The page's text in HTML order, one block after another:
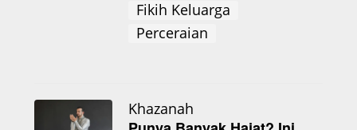
Fikih Keluarga
Perceraian
Khazanah